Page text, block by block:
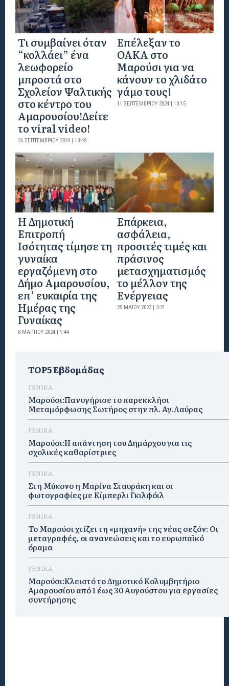
Tι συμβαίνει όταν
“κολλάει” ένα
λεωφορείο
μπροστά στο
Σχολείον Ψαλτικής
στο κέντρο του
Αμαρουσίου!Δείτε
το viral video!
26 ΣΕΠΤΕΜΒΡΊΟΥ 2024 | 10:48
Επέλεξαν το
ΟΑΚΑ στο
Μαρούσι για να
κάνουν το χλιδάτο
γάμο τους!
11 ΣΕΠΤΕΜΒΡΊΟΥ 2024 | 10:15
Η Δημοτική
Επιτροπή
Ισότητας τίμησε τη
γυναίκα
εργαζόμενη στο
Δήμο Αμαρουσίου,
επ’ ευκαιρία της
Ημέρας της
Γυναίκας
8 ΜΑΡΤΊΟΥ 2024 | 9:44
Επάρκεια,
ασφάλεια,
προσιτές τιμές και
πράσινος
μετασχηματισμός
το μέλλον της
Ενέργειας
25 ΜΑΪ́ΟΥ 2023 | 3:21
TOP5 Εβδομάδας
ΓΕΝΙΚΑ
Μαρούσι:Πανυγήρισε το παρεκκλήσι
Μεταμόρφωσης Σωτήρος στην πλ. Αγ.Λαύρας
ΓΕΝΙΚΑ
Μαρούσι:Η απάντηση του Δημάρχου για τις
σχολικές καθαρίστριες
ΓΕΝΙΚΑ
Στη Μύκονο η Μαρίνα Σταυράκη και οι
φωτογραφίες με Κίμπερλι Γκιλφόιλ
ΓΕΝΙΚΑ
Το Μαρούσι χτίζει τη «μηχανή» της νέας σεζόν: Οι
μεταγραφές, οι ανανεώσεις και το ευρωπαϊκό
όραμα
ΓΕΝΙΚΑ
Μαρούσι:Κλειστό το Δημοτικό Κολυμβητήριο
Αμαρουσίου από 1 έως 30 Αυγούστου για εργασίες
συντήρησης